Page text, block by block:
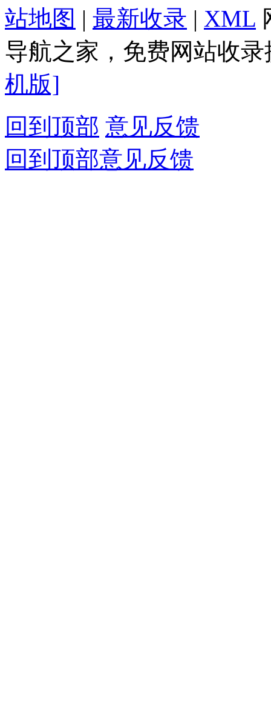
站地图 | 最新收录 | XML
导航之家，免费网站收
机版]
回到顶部 意见反馈
回到顶部意见反馈